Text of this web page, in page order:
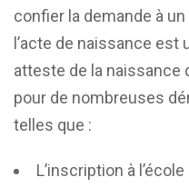
confier la demande à
l’acte de naissance
atteste de la naissance
pour de nombreuses
telles que :
L’inscription à